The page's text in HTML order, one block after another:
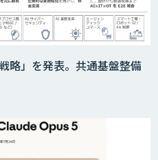
略」を発表。共通基盤整備